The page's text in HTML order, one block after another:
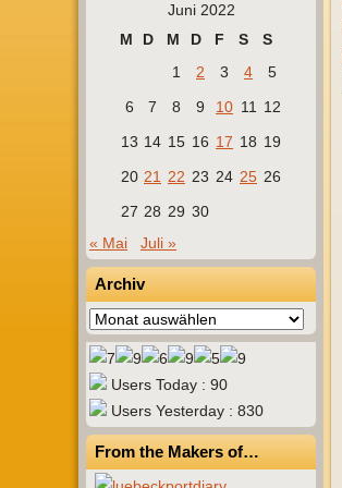
Juni 2022
M
D M D F S
S
1
2 3 4
5
6
7 8 9 10 11
12
13 14 15 16 17 18 19
20 21 22 23 24 25 26
27 28 29 30
« Mai
Juli »
Archiv
Archiv
Users Today : 90
Users Yesterday : 830
From the Makers of…